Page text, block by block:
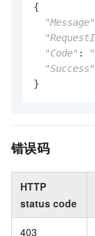
{
"Message"
"Code" :
"Success"
}
错误码
HTTP
status code
403